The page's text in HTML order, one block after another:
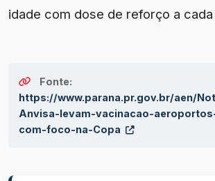
idade com dose de reforço a cada
Fonte:
https://www.parana.pr.gov.br/aen/
Anvisa-levam-vacinacao-
com-foco-na-Copa